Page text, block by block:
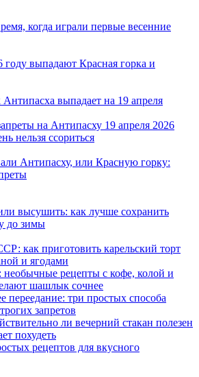
когда играли первые весенние
году выпадают Красная горка и
выпадает на 19 апреля
на Антипасху 19 апреля 2026
нельзя ссориться
Антипасху, или Красную горку:
высушить: как лучше сохранить
до зимы
как приготовить карельский торт
и ягодами
необычные рецепты с кофе, колой и
шашлык сочнее
переедание: три простых способа
запретов
ли вечерний стакан полезен
похудеть
рецептов для вкусного